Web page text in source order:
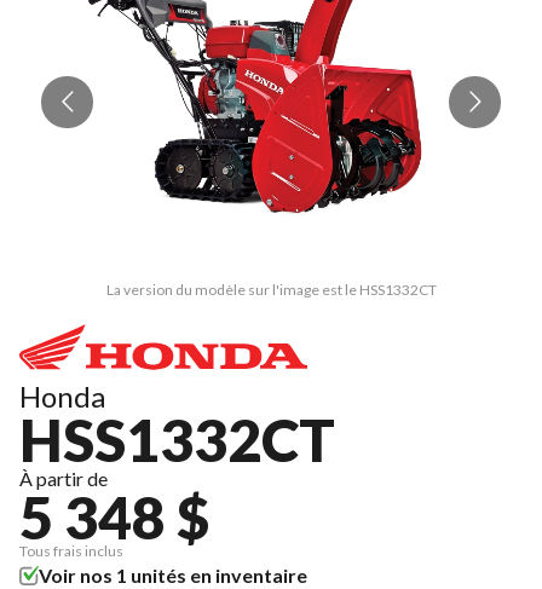
La version du modèle sur l'image est le HSS1332CT
Honda
HSS1332CT
À partir de
5 348 $
Tous frais inclus
Voir nos 1 unités en inventaire